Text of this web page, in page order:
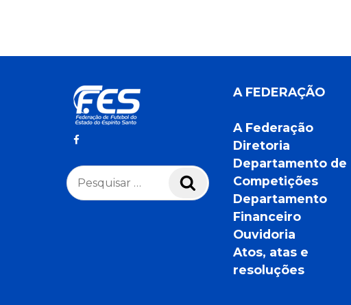
Pesquisar
por:
Pesquisar
A FEDERAÇÃO
A Federação
Diretoria
Departamento de
Competições
Departamento
Financeiro
Ouvidoria
Atos, atas e
resoluções